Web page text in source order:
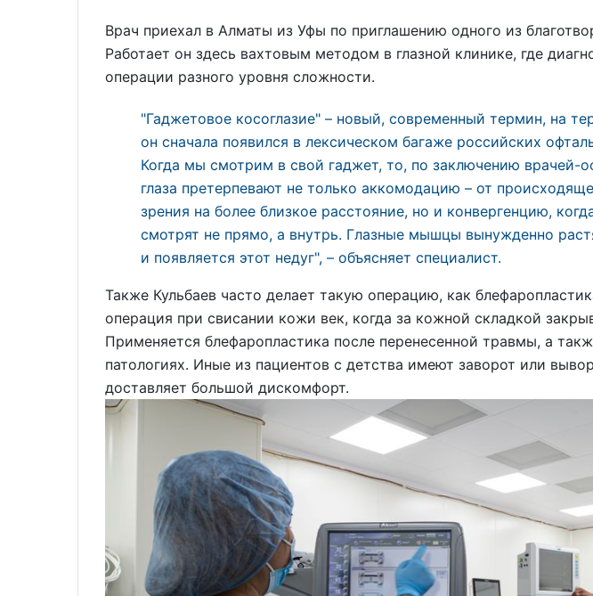
Врач приехал в Алматы из Уфы по приглашению одного из
Работает он здесь вахтовым методом в глазной клинике, где
операции разного уровня сложности.
"Гаджетовое косоглазие" – новый, современный термин, на
он сначала появился в лексическом багаже российских
Когда мы смотрим в свой гаджет, то, по заключению врачей-
глаза претерпевают не только аккомодацию – от
зрения на более близкое расстояние, но и конвергенцию,
смотрят не прямо, а внутрь. Глазные мышцы вынужденно
и появляется этот недуг", – объясняет специалист.
Также Кульбаев часто делает такую операцию, как
операция при свисании кожи век, когда за кожной складкой
Применяется блефаропластика после перенесенной травмы, а
патологиях. Иные из пациентов с детства имеют заворот или
доставляет большой дискомфорт.